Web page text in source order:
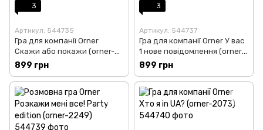
3
Артикул: 544735
Гра для компанії Orner
Скажи або покажи (orner-
2341)
899 грн
3
Артикул: 544737
Гра для компанії Orner У вас
1 нове повідомлення (orner-
2305)
899 грн